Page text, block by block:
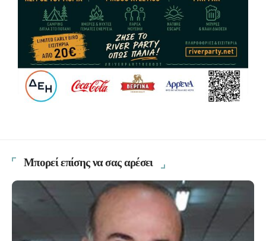
Μπορεί επίσης να σας αρέσει